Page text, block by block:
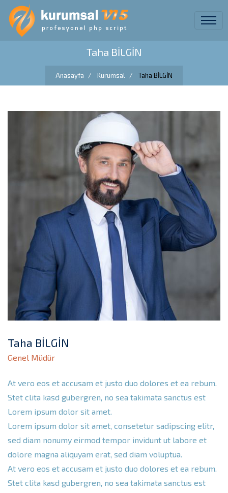
Taha BİLGİN
Anasayfa Kurumsal Taha BİLGİN
Taha BİLGİN
Genel Müdür
At vero eos et accusam et justo duo dolores et ea rebum.
Stet clita kasd gubergren, no sea takimata sanctus est
Lorem ipsum dolor sit amet.
Lorem ipsum dolor sit amet, consetetur sadipscing elitr,
sed diam nonumy eirmod tempor invidunt ut labore et
dolore magna aliquyam erat, sed diam voluptua.
At vero eos et accusam et justo duo dolores et ea rebum.
Stet clita kasd gubergren, no sea takimata sanctus est